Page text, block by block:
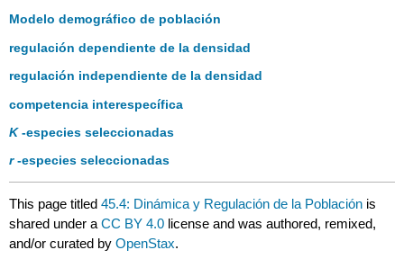
Modelo demográfico de población
regulación dependiente de la densidad
regulación independiente de la densidad
competencia interespecífica
K-especies seleccionadas
r-especies seleccionadas
This page titled45.4: Dinámica y Regulación de la Población is
shared under aCC BY 4.0 license and was authored, remixed,
and/or curated byOpenStax.